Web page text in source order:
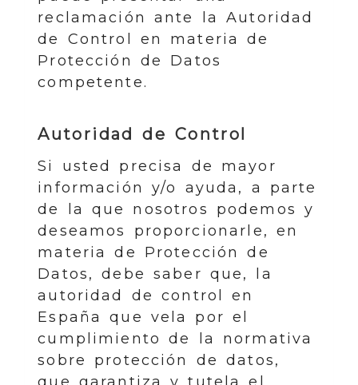
reclamación ante la Autoridad
de Control en materia de
Protección de Datos
competente.
Autoridad de Control
Si usted precisa de mayor
información y/o ayuda, a parte
de la que nosotros podemos y
deseamos proporcionarle, en
materia de Protección de
Datos, debe saber que, la
autoridad de control en
España que vela por el
cumplimiento de la normativa
sobre protección de datos,